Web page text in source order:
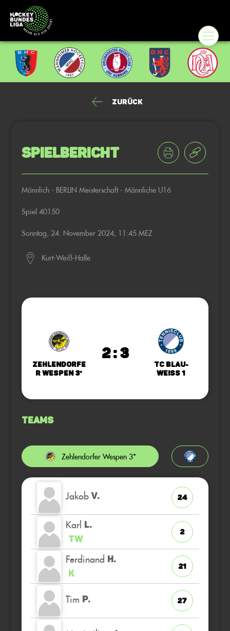
Zurück
Spielbericht
Männlich - BERLIN Meisterschaft - Männliche U16
Spiel 40150
Sonntag, 24. November 2024, 11:45 MEZ
Kurt-Weiß-Halle
Zehlendorfe
r Wespen 3*
2 : 3
TC Blau-
Weiss 1
Teams
Zehlendorfer Wespen 3*
Jakob V. 24
Karl L.
TW
2
Ferdinand H.
K
21
Tim P. 27